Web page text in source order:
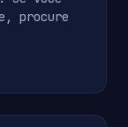
procure